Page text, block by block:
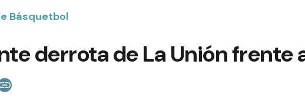
Básquetbol
derrota de La Unión frente